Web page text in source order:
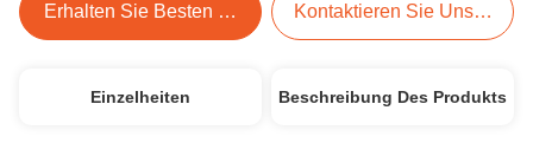
Erhalten Sie Besten Preis Kontaktieren Sie Uns Jetzt
Einzelheiten Beschreibung Des Produkts